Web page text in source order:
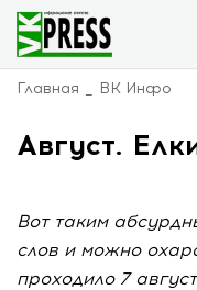
Главная ВК Инфо
Август.
Вот таким
слов и можно
проходило 7